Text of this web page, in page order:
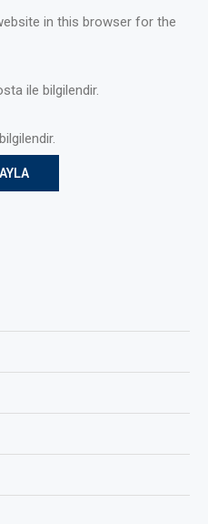
in this browser for the
ile bilgilendir.